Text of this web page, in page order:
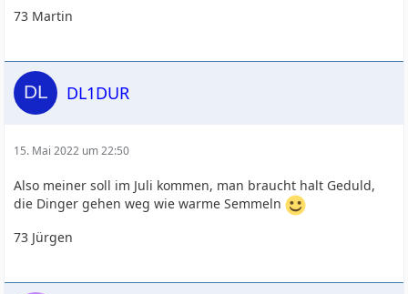
73 Martin
DL1DUR
15. Mai 2022 um 22:50
Also meiner soll im Juli kommen, man braucht halt Geduld,
die Dinger gehen weg wie warme Semmeln
73 Jürgen